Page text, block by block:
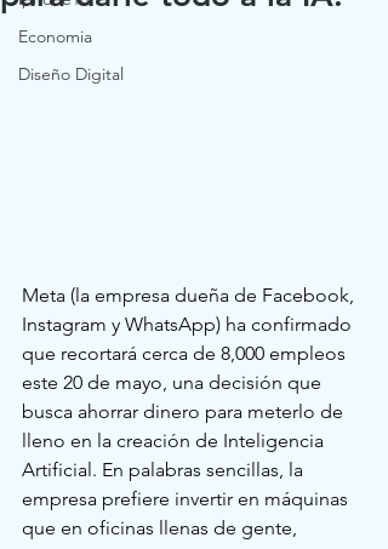
Economia
Diseño Digital
Meta (la empresa dueña de Facebook,
Instagram y WhatsApp) ha confirmado
que recortará cerca de 8,000 empleos
este 20 de mayo, una decisión que
busca ahorrar dinero para meterlo de
lleno en la creación de Inteligencia
Artificial. En palabras sencillas, la
empresa prefiere invertir en máquinas
que en oficinas llenas de gente,